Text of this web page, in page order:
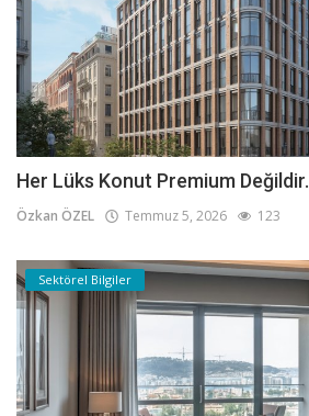
Her Lüks Konut Premium Değildir.
Özkan ÖZEL Temmuz 5, 2026 123
Sektörel Bilgiler